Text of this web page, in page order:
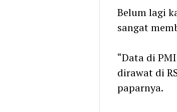
Belum lagi
sangat
“Data di
dirawat di
paparnya.